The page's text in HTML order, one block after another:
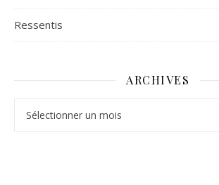
Ressentis
ARCHIVES